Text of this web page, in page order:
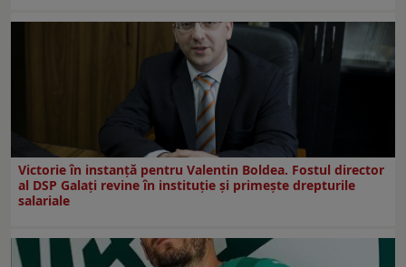
Victorie în instanță pentru Valentin Boldea. Fostul director
al DSP Galați revine în instituție și primește drepturile
salariale